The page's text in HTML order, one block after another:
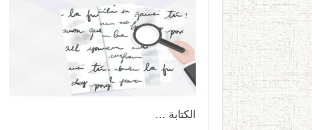
الكتابة …